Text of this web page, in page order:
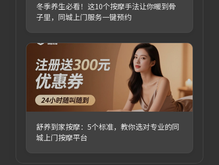
冬季养生必看！这10个按摩手法让你暖到骨
子里，同城上门服务一键预约
舒养到家按摩：5个标准，教你选对专业的同
城上门按摩平台